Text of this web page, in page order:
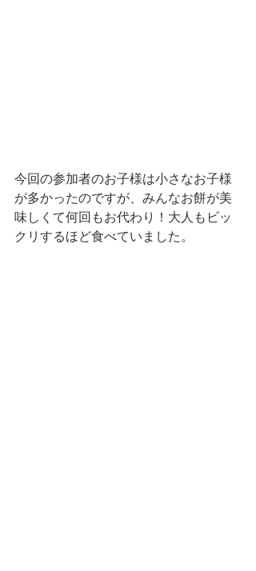
今回の参加者のお子様は小さなお子様
が多かったのですが、みんなお餅が美
味しくて何回もお代わり！大人もビッ
クリするほど食べていました。